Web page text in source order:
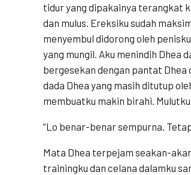
tidur yang dipakainya terangkat
dan mulus. Ereksiku sudah
menyembul didorong oleh
yang mungil. Aku menindih Dhea
bergesekan dengan pantat Dhea
dada Dhea yang masih ditutup
membuatku makin birahi.
“Lo benar-benar sempurna.
Mata Dhea terpejam seakan-
trainingku dan celana dalamku